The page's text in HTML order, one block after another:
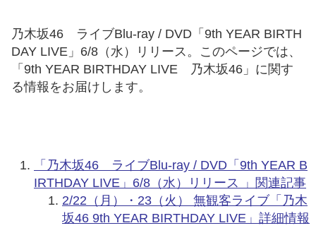
乃木坂46 ライブBlu-ray / DVD「9th YEAR BIRTH
DAY LIVE」6/8（水）リリース。このページでは、
「9th YEAR BIRTHDAY LIVE 乃木坂46」に関す
る情報をお届けします。
「乃木坂46 ライブBlu-ray / DVD「9th YEAR B
IRTHDAY LIVE」6/8（水）リリース 」関連記事
2/22（月）・23（火） 無観客ライブ「乃木
坂46 9th YEAR BIRTHDAY LIVE」詳細情報